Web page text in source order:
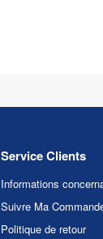
Service Clients
Informations
Suivre Ma
Politique de retour